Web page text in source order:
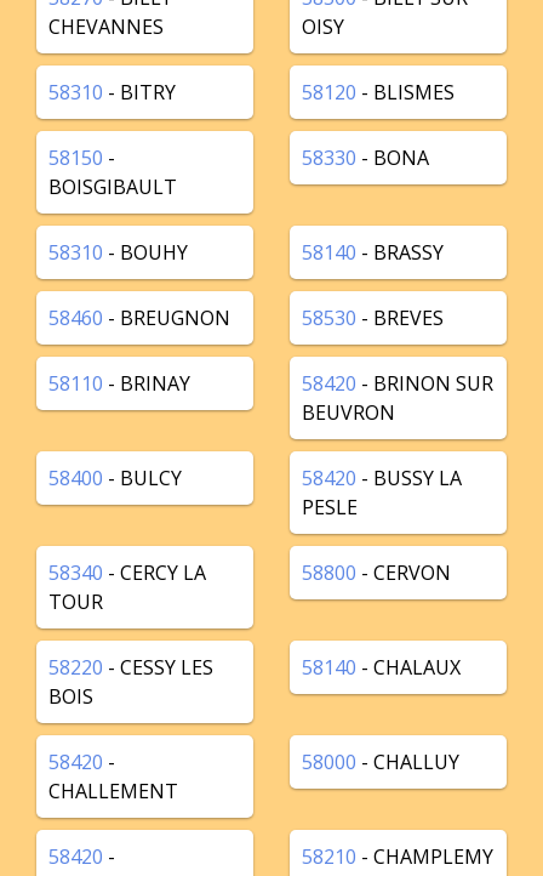
CHEVANNES
OISY
58310 - BITRY 58120 - BLISMES
58150 -
BOISGIBAULT
58330 - BONA
58310 - BOUHY 58140 - BRASSY
58460 - BREUGNON 58530 - BREVES
58110 - BRINAY 58420 - BRINON SUR
BEUVRON
58400 - BULCY 58420 - BUSSY LA
PESLE
58340 - CERCY LA
TOUR
58800 - CERVON
58220 - CESSY LES
BOIS
58140 - CHALAUX
58420 -
CHALLEMENT
58000 - CHALLUY
58420 -
58210 - CHAMPLEMY